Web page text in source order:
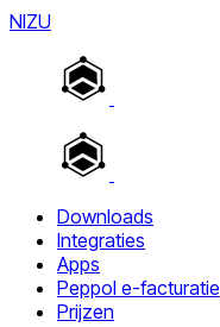
NIZU
Downloads
Integraties
Apps
Peppol e-facturatie
Prijzen